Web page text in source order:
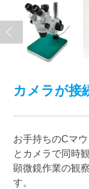
カメラが接
お手持ちのCマ
とカメラで同時
顕微鏡作業の観
す。